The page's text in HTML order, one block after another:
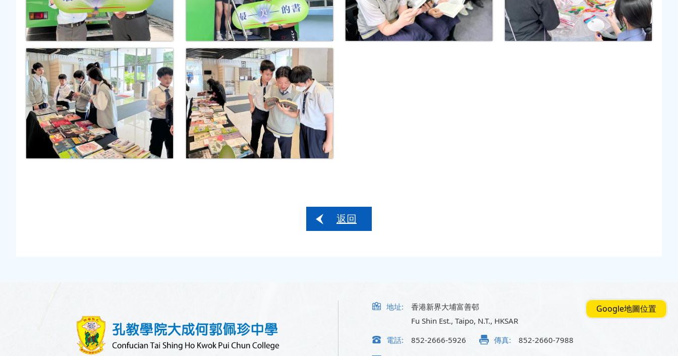
返回
Google地圖位置
地址:
香港新界大埔富善邨
Fu Shin Est., Taipo, N.T., HKSAR
電話:
852-2666-5926 傳真:
852-2660-7988